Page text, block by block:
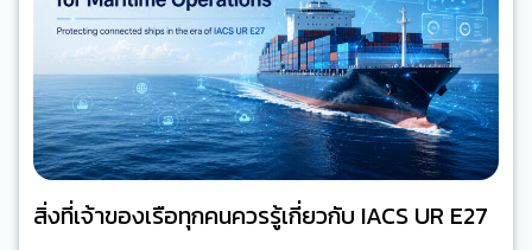
สิ่งที่เจ้าของเรือทุกคนควรรู้เกี่ยวกับ IACS UR E27